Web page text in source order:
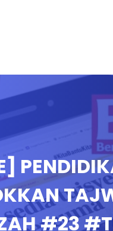
#23